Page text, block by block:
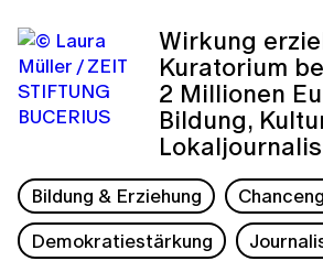
Wirkung
Kuratorium
2 Millionen
Bildung,
Bildung & Erziehung
Demokratiestärkung